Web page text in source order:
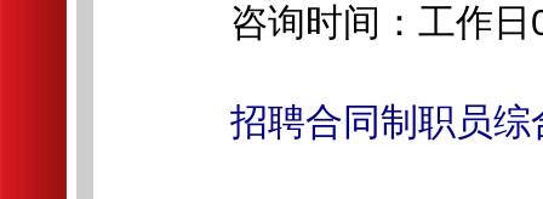
咨询时间：工作日
招聘合同制职员